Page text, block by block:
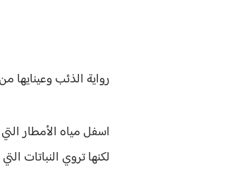
رواية الذئب وعينايها
اسفل مياه الأمطار
لكنها تروي النباتات